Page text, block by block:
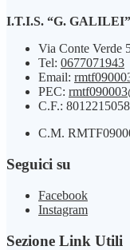
I.T.I.S. “G. GALILEI”
Via Conte Verde
Tel: 0677071943
Email:
PEC:
C.F.:
C.M.
Seguici su
Facebook
Instagram
Sezione Link Utili